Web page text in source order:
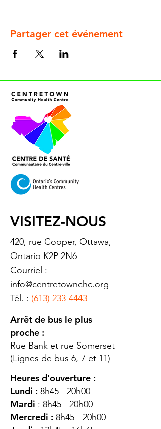
Partager cet événement
VISITEZ-NOUS
420, rue Cooper, Ottawa,
Ontario K2P 2N6
Courriel :
info@centretownchc.org
Tél. : (613) 233-4443
Arrêt de bus le plus
proche :
Rue Bank et rue Somerset
(Lignes de bus 6, 7 et 11)
Heures d'ouverture :
Lundi : 8h45 - 20h00
Mardi : 8h45 - 20h00
Mercredi : 8h45 - 20h00